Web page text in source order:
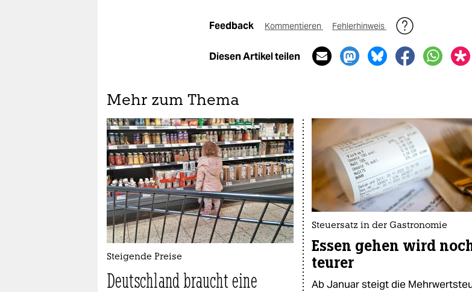
Feedback Kommentieren Fehlerhinweis
Diesen Artikel teilen
Mehr zum Thema
Steigende Preise
Deutschland braucht eine
Steuersatz in der Gastronomie
Essen gehen wird
teurer
Ab Januar steigt die